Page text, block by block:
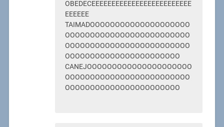
OBEDECEEEEEEEEEEEEEEEEEEEEEEEEE
EEEEEE
TAIMADOOOOOOOOOOOOOOOOOOOO
OOOOOOOOOOOOOOOOOOOOOOOOO
OOOOOOOOOOOOOOOOOOOOOOOOO
OOOOOOOOOOOOOOOOOOOOOOO
CANEJOOOOOOOOOOOOOOOOOOOOO
OOOOOOOOOOOOOOOOOOOOOOOOO
OOOOOOOOOOOOOOOOOOOOOOO